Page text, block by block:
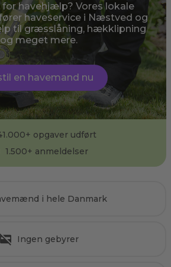
for havehjælp? Vores lokale
haveservice i Næstved og
til græsslåning, hækklipning
og meget mere.
en havemand nu
+ opgaver udført
1.500+ anmeldelser
i hele Danmark
Ingen gebyrer